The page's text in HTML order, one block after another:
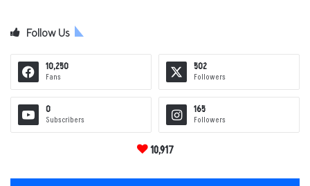
Follow Us
10,250
Fans
502
Followers
0
Subscribers
165
Followers
10,917